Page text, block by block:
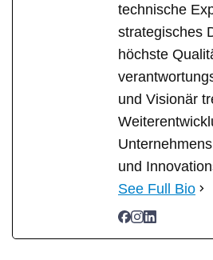
technische
strategisches
höchste
und Visionär
und
See Full Bio